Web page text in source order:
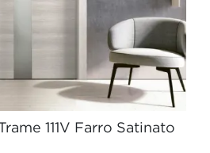
111V Farro Satinato